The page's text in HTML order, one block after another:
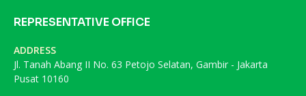
REPRESENTATIVE OFFICE
ADDRESS
Jl. Tanah Abang II No. 63 Petojo Selatan, Gambir - Jakarta
Pusat 10160